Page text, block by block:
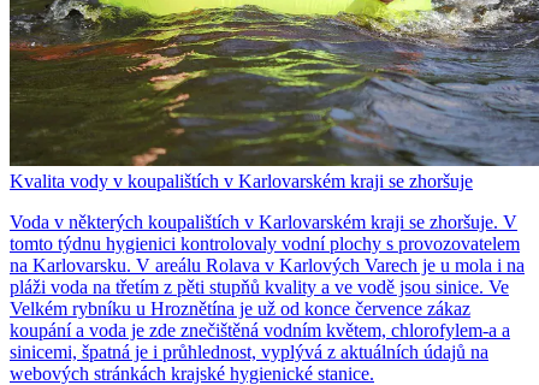
Kvalita vody v koupalištích v Karlovarském kraji se zhoršuje
Voda v některých koupalištích v Karlovarském kraji se zhoršuje. V
tomto týdnu hygienici kontrolovaly vodní plochy s provozovatelem
na Karlovarsku. V areálu Rolava v Karlových Varech je u mola i na
pláži voda na třetím z pěti stupňů kvality a ve vodě jsou sinice. Ve
Velkém rybníku u Hroznětína je už od konce července zákaz
koupání a voda je zde znečištěná vodním květem, chlorofylem-a a
sinicemi, špatná je i průhlednost, vyplývá z aktuálních údajů na
webových stránkách krajské hygienické stanice.